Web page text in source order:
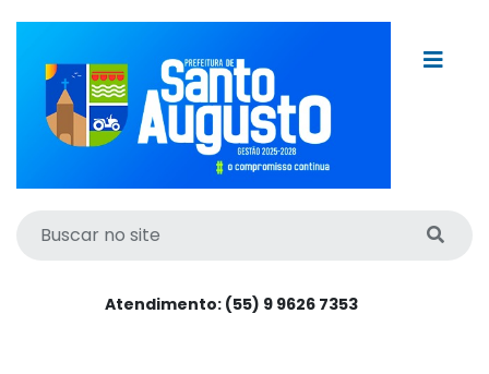
Atendimento: (55) 9 9626 7353